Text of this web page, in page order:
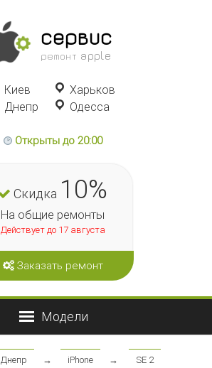
сервис
ремонт apple
Киев
Харьков
Днепр
Одесса
Открыты до 20:00
Скидка 10%
На общие ремонты
Действует до 17 августа
Заказать ремонт
Днепр → iPhone → SE 2